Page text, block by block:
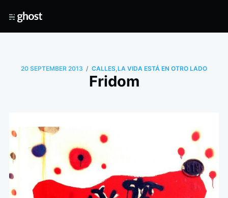
20 SEPTEMBER 2013 / CALLES,LA VIDA ESTÁ EN OTRO LADO
Fridom